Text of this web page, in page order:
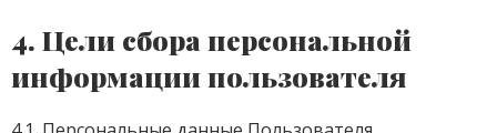
4. Цели сбора персональной
информации пользователя